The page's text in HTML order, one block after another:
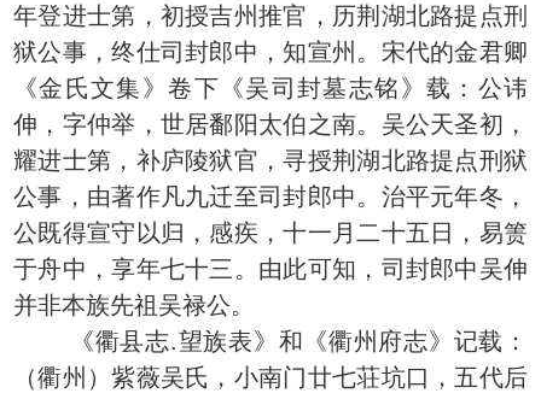
年登进士第，初授吉州推官，历荆湖北路提点刑
狱公事，终仕司封郎中，知宣州。宋代的金君卿
《金氏文集》卷下《吴司封墓志铭》载：公讳
伸，字仲举，世居鄱阳太伯之南。吴公天圣初，
耀进士第，补庐陵狱官，寻授荆湖北路提点刑狱
公事，由著作凡九迁至司封郎中。治平元年冬，
公既得宣守以归，感疾，十一月二十五日，易箦
于舟中，享年七十三。由此可知，司封郎中吴伸
并非本族先祖吴禄公。
《衢县志.望族表》和《衢州府志》记载：
（衢州）紫薇吴氏，小南门廿七荘坑口，五代后